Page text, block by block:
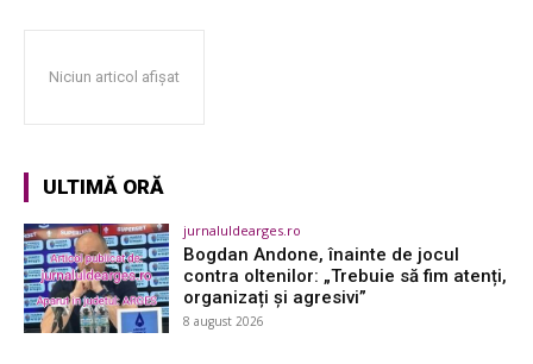
Niciun articol afișat
ULTIMĂ ORĂ
jurnaluldearges.ro
Bogdan Andone, înainte de jocul
contra oltenilor: „Trebuie să fim atenți,
organizați și agresivi”
8 august 2026